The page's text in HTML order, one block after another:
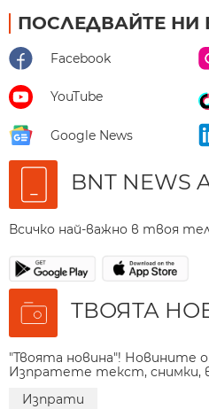
ПОСЛЕДВАЙТЕ НИ
Facebook
YouTube
Google News
BNT NEWS
Всичко най-важно в твоя
ТВОЯТА
"Твоята новина"! Новините
Изпратете текст, снимки,
Изпрати